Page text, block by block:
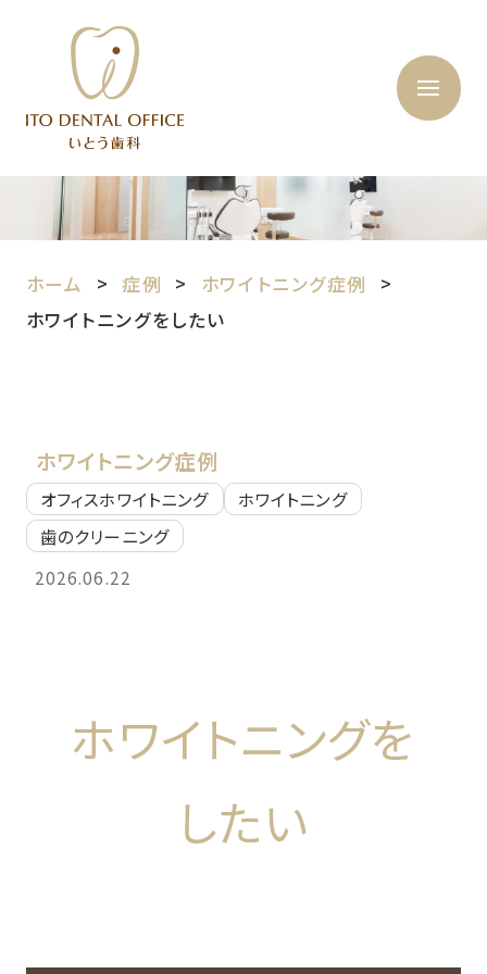
ホーム 症例
ホワイトニング症例
ホワイトニングをしたい
ホワイトニング症例
オフィスホワイトニング
ホワイトニング
歯のクリーニング
2026.06.22
ホワイトニングを
したい